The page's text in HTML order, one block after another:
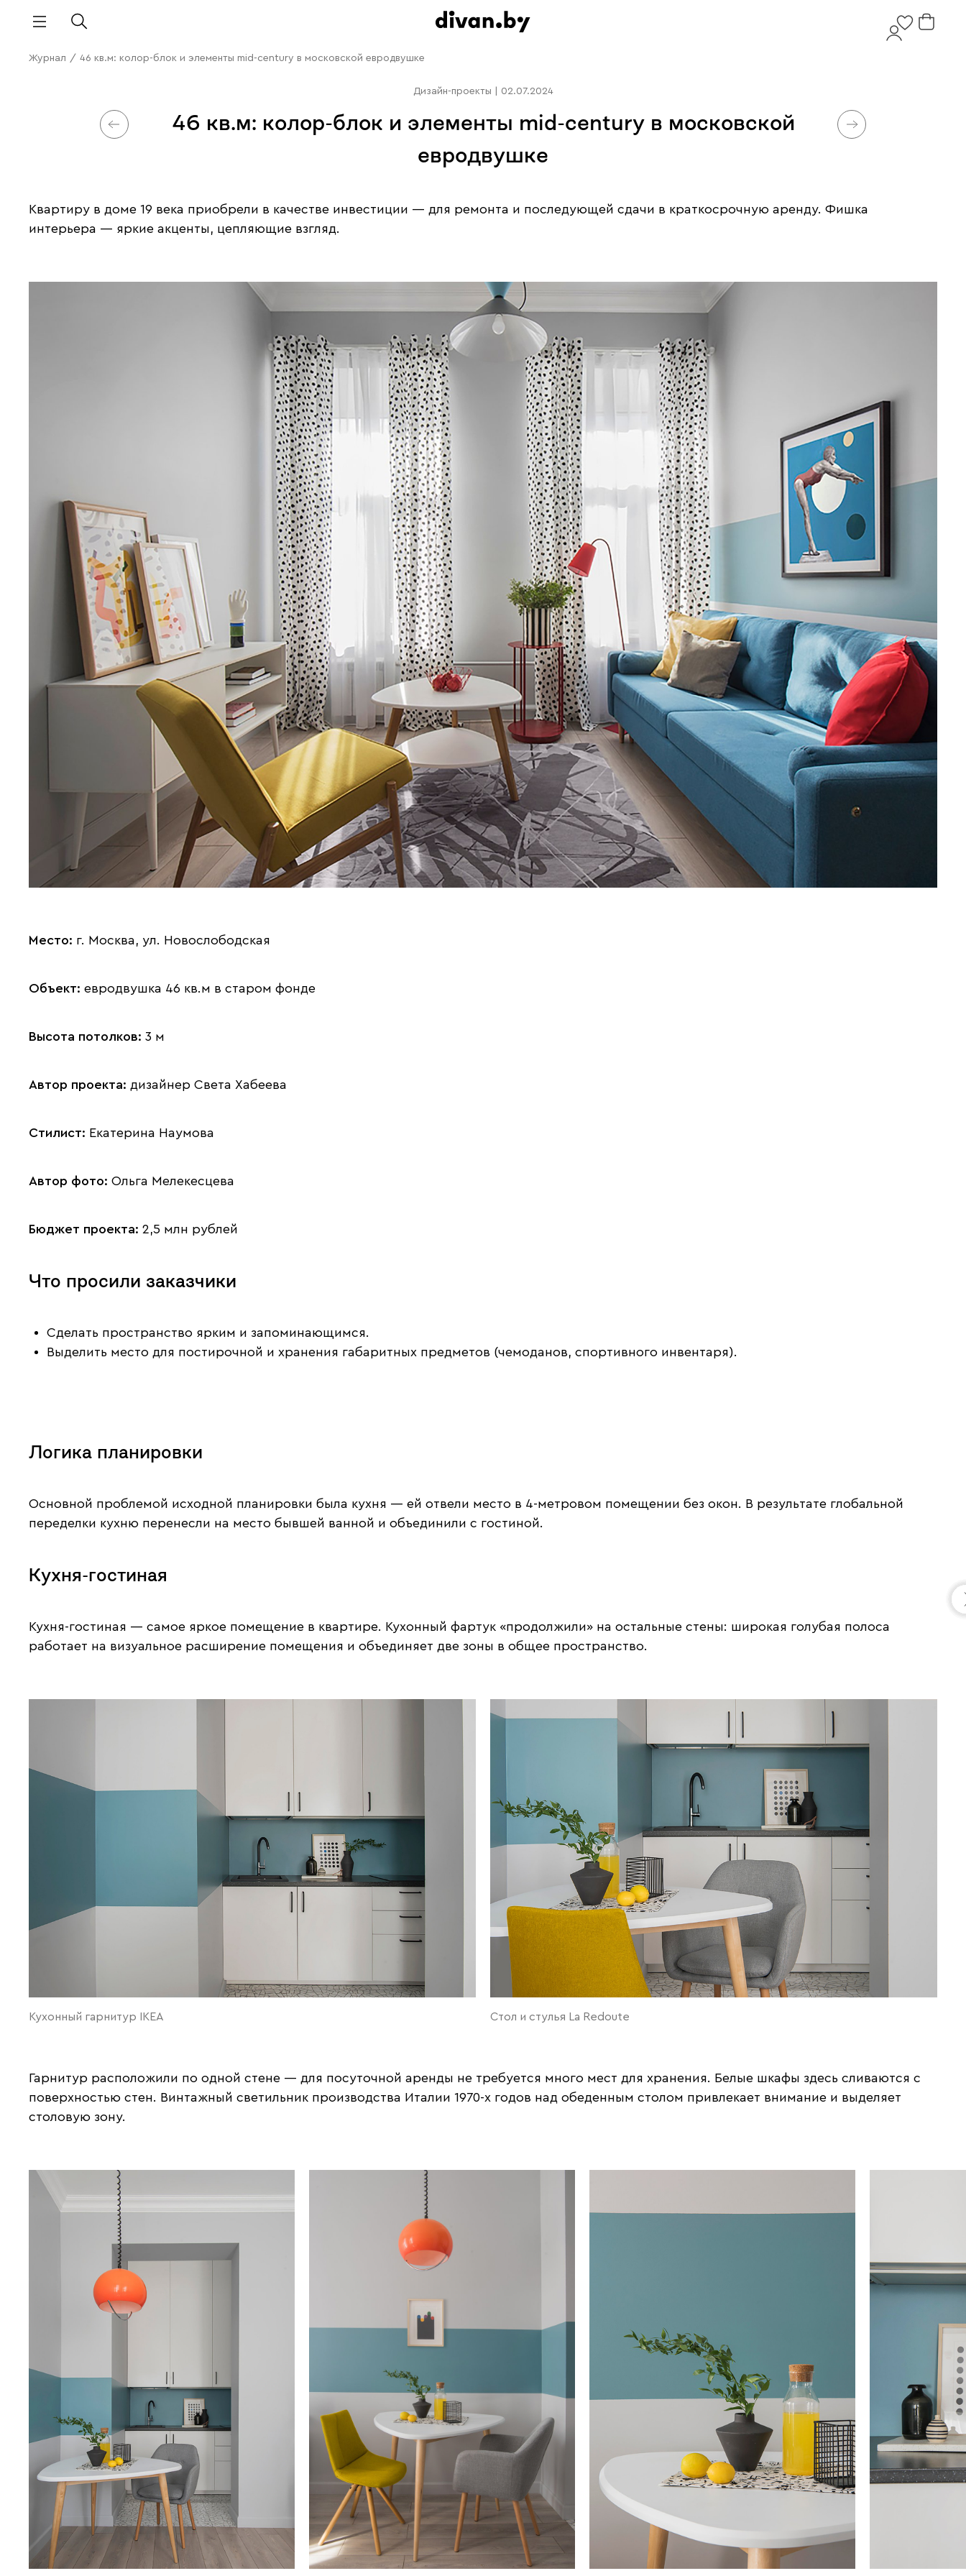
Журнал / 46 кв.м: колор-блок и элементы mid-century в московской евродвушке
Дизайн-проекты 02.07.2024
46 кв.м: колор-блок и элементы mid-century в московской
евродвушке
Квартиру в доме 19 века приобрели в качестве инвестиции — для ремонта и последующей сдачи в краткосрочную аренду. Фишка
интерьера — яркие акценты, цепляющие взгляд.
Место: г. Москва, ул. Новослободская
Объект: евродвушка 46 кв.м в старом фонде
Высота потолков: 3 м
Автор проекта: дизайнер Света Хабеева
Стилист: Екатерина Наумова
Автор фото: Ольга Мелекесцева
Бюджет проекта: 2,5 млн рублей
Что просили заказчики
Сделать пространство ярким и запоминающимся.
Выделить место для постирочной и хранения габаритных предметов (чемоданов, спортивного инвентаря).
Логика планировки
Основной проблемой исходной планировки была кухня — ей отвели место в 4-метровом помещении без окон. В результате глобальной
переделки кухню перенесли на место бывшей ванной и объединили с гостиной.
Кухня-гостиная
Кухня-гостиная — самое яркое помещение в квартире. Кухонный фартук «продолжили» на остальные стены: широкая голубая полоса
работает на визуальное расширение помещения и объединяет две зоны в общее пространство.
Кухонный гарнитур IKEA Стол и стулья La Redoute
Гарнитур расположили по одной стене — для посуточной аренды не требуется много мест для хранения. Белые шкафы здесь сливаются с
поверхностью стен. Винтажный светильник производства Италии 1970-х годов над обеденным столом привлекает внимание и выделяет
столовую зону.